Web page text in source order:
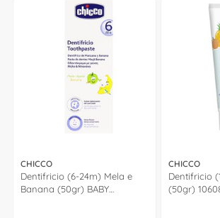
CHICCO
Dentifricio (6-24m) Mela e
Banana (50gr) BABY
CHICCO
Dentifricio
(50gr)